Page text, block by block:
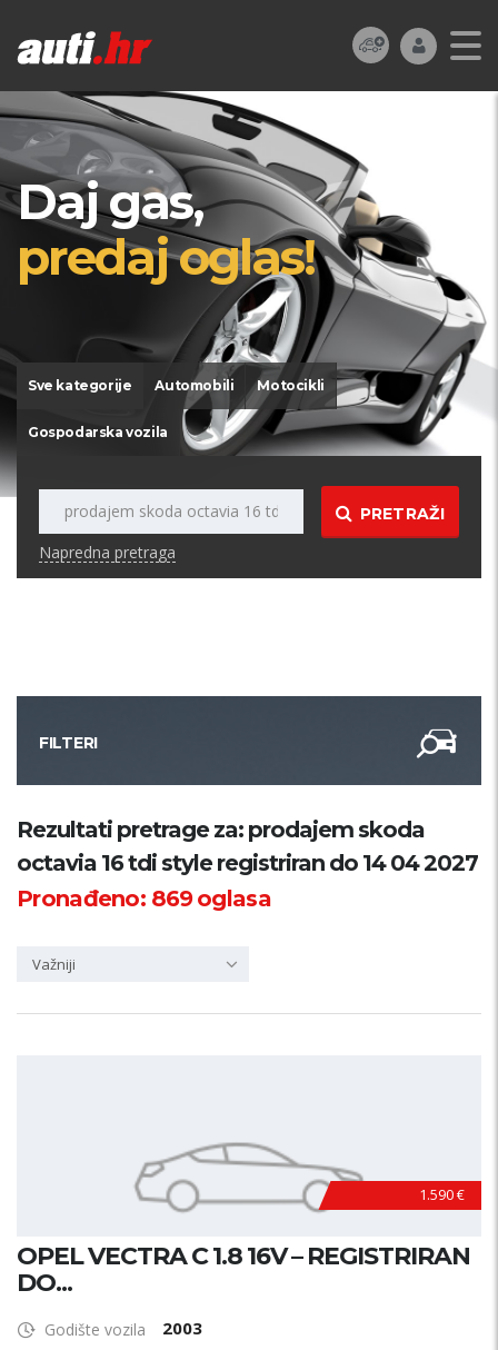
Daj gas,
predaj oglas!
Sve kategorije Automobili Motocikli
Gospodarska vozila
PRETRAŽI
Napredna pretraga
FILTERI
Kategorija
Županija
Rezultati pretrage za: prodajem skoda
octavia 16 tdi style registriran do 14 04 2027
Pronađeno: 869oglasa
Važniji
1.590 €
OPEL VECTRA C 1.8 16V – REGISTRIRAN
DO...
Godište vozila 2003